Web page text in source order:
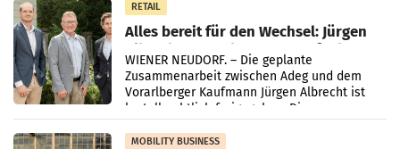
RETAIL
Alles bereit für den Wechsel: Jürgen
Albrecht setzt ab 1.1.2027 auf Adeg
WIENER NEUDORF. – Die geplante
Zusammenarbeit zwischen Adeg und dem
Vorarlberger Kaufmann Jürgen Albrecht ist
kartellrechtlich freigegeben: Die
Bundeswettbewerbsbehörde und der
Bundeskartellanwalt
MOBILITY BUSINESS